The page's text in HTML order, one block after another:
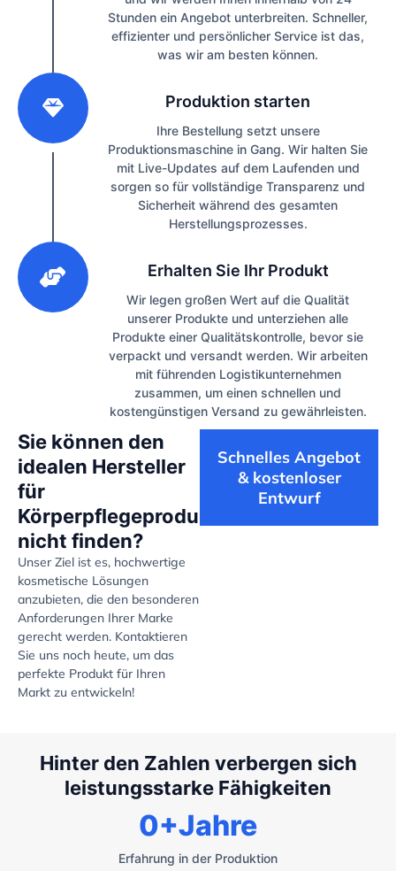
Stunden ein Angebot unterbreiten. Schneller,
effizienter und persönlicher Service ist das,
was wir am besten können.
Produktion starten
Ihre Bestellung setzt unsere
Produktionsmaschine in Gang. Wir halten Sie
mit Live-Updates auf dem Laufenden und
sorgen so für vollständige Transparenz und
Sicherheit während des gesamten
Herstellungsprozesses.
Erhalten Sie Ihr Produkt
Wir legen großen Wert auf die Qualität
unserer Produkte und unterziehen alle
Produkte einer Qualitätskontrolle, bevor sie
verpackt und versandt werden. Wir arbeiten
mit führenden Logistikunternehmen
zusammen, um einen schnellen und
kostengünstigen Versand zu gewährleisten.
Sie können den
idealen Hersteller
für
Körperpflegeprodukte
nicht finden?
Unser Ziel ist es, hochwertige
kosmetische Lösungen
anzubieten, die den besonderen
Anforderungen Ihrer Marke
gerecht werden. Kontaktieren
Sie uns noch heute, um das
perfekte Produkt für Ihren
Markt zu entwickeln!
Schnelles Angebot
& kostenloser
Entwurf
Hinter den Zahlen verbergen sich
leistungsstarke Fähigkeiten
Erfahrung in der Produktion
0+Jahre